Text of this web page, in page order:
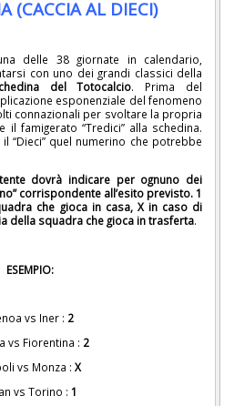
(CACCIA AL DIECI)
delle 38 giornate in calendario,
con uno dei grandi classici della
del Totocalcio. Prima del
esponenziale del fenomeno
connazionali per svoltare la propria
famigerato “Tredici” alla schedina.
“Dieci” quel numerino che potrebbe
dovrà indicare per ognuno dei
corrispondente all’esito previsto. 1
che gioca in casa, X in caso di
della squadra che gioca in trasferta.
ESEMPIO:
vs Iner : 2
vs Fiorentina : 2
vs Monza : X
vs Torino : 1